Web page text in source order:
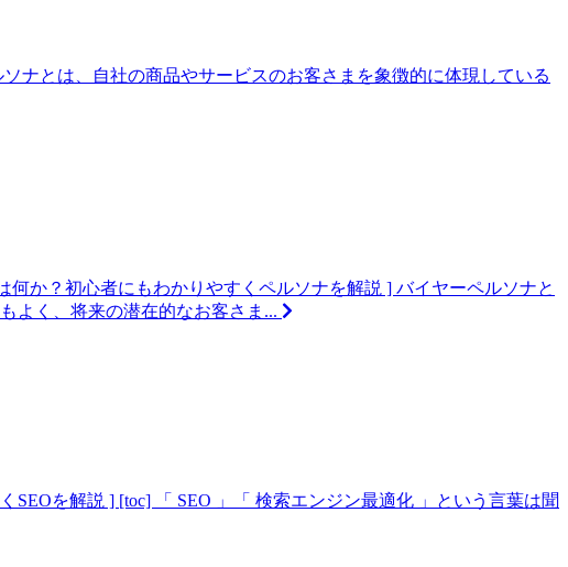
ナとは、自社の商品やサービスのお客さまを象徴的に体現している
何か？初心者にもわかりやすくペルソナを解説 ] バイヤーペルソナと
よく、将来の潜在的なお客さま...
SEOを解説 ] [toc] 「 SEO 」「 検索エンジン最適化 」という言葉は聞